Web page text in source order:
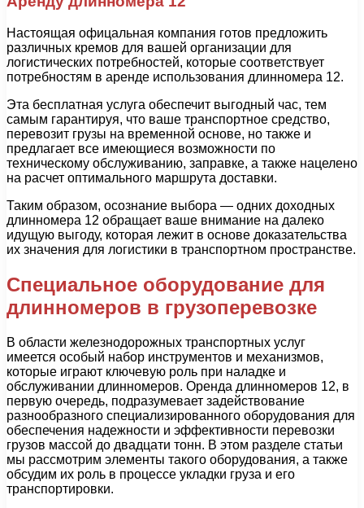
Настоящая офицальная компания готов предложить
различных кремов для вашей организации для
логистических потребностей, которые соответствует
потребностям в аренде использования длинномера 12.
Эта бесплатная услуга обеспечит выгодный час, тем
самым гарантируя, что ваше транспортное средство,
перевозит грузы на временной основе, но также и
предлагает все имеющиеся возможности по
техническому обслуживанию, заправке, а также нацелено
на расчет оптимального маршрута доставки.
Таким образом, осознание выбора — одних доходных
длинномера 12 обращает ваше внимание на далеко
идущую выгоду, которая лежит в основе доказательства
их значения для логистики в транспортном пространстве.
Специальное оборудование для
длинномеров в грузоперевозке
В области железнодорожных транспортных услуг
имеется особый набор инструментов и механизмов,
которые играют ключевую роль при наладке и
обслуживании длинномеров. Оренда длинномеров 12, в
первую очередь, подразумевает задействование
разнообразного специализированного оборудования для
обеспечения надежности и эффективности перевозки
грузов массой до двадцати тонн. В этом разделе статьи
мы рассмотрим элементы такого оборудования, а также
обсудим их роль в процессе укладки груза и его
транспортировки.